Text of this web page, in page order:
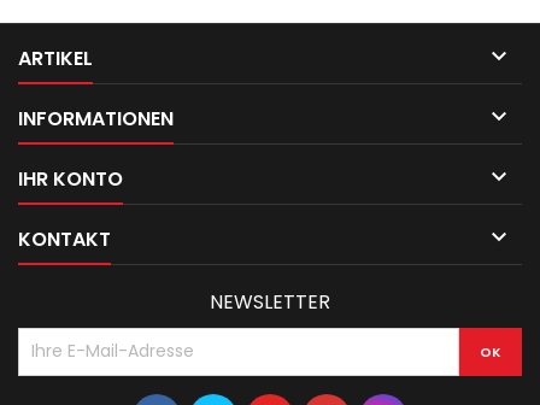
ARTIKEL 
INFORMATIONEN 
IHR KONTO 
KONTAKT 
NEWSLETTER